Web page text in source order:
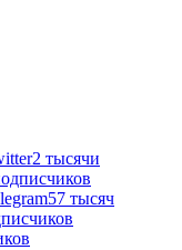
2 тысячи
57 тысяч